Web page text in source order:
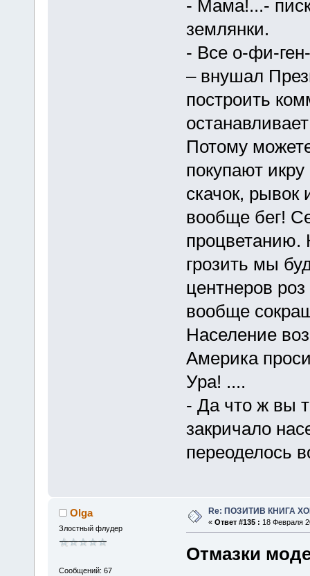
- Мама!...-
землянки.
- Все о-фи-
– внушал
построить
Потому
покупают
скачок,
вообще бег!
процветанию.
грозить мы
центнеров
вообще
Население
Америка
Ура! ....
- Да что ж вы
закричало
переоделось
Olga
Злостный флудер
Сообщений: 67
Re: ПОЗИТИВ КНИГА
« Ответ #135 : 18 Февраля
Отмазки